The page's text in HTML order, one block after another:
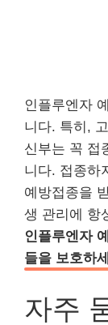
인플루엔자
니다. 특히,
신부는 꼭 접
니다. 접종하
예방접종을
생 관리에 항
인플루엔자
들을 보호하
자주